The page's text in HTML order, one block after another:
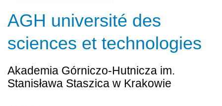
AGH université des
sciences et technologies
Akademia Górniczo-Hutnicza im.
Stanisława Staszica w Krakowie